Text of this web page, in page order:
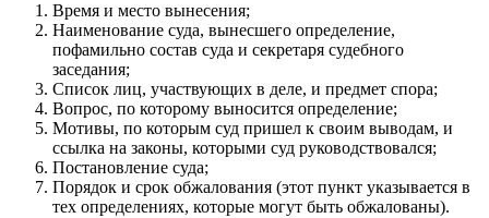
Время и место вынесения;
Наименование суда, вынесшего определение,
пофамильно состав суда и секретаря судебного
заседания;
Список лиц, участвующих в деле, и предмет спора;
Вопрос, по которому выносится определение;
Мотивы, по которым суд пришел к своим выводам, и
ссылка на законы, которыми суд руководствовался;
Постановление суда;
Порядок и срок обжалования (этот пункт указывается в
тех определениях, которые могут быть обжалованы).